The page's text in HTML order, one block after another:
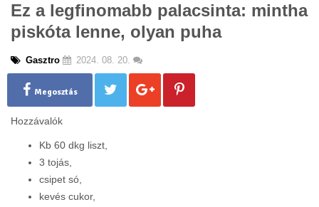
g
Ez a legfinomabb palacsinta: mintha
piskóta lenne, olyan puha
Gasztro 2024. 08. 20.
Megosztás
Hozzávalók
Kb 60 dkg liszt,
3 tojás,
csipet só,
kevés cukor,